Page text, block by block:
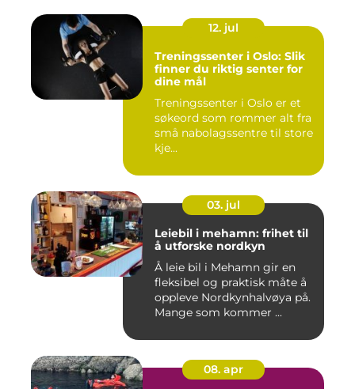
12. jul
Treningssenter i Oslo: Slik
finner du riktig senter for
dine mål
Treningssenter i Oslo er et
søkeord som rommer alt fra
små nabolagssentre til store
kje...
03. jul
Leiebil i mehamn: frihet til
å utforske nordkyn
Å leie bil i Mehamn gir en
fleksibel og praktisk måte å
oppleve Nordkynhalvøya på.
Mange som kommer ...
08. apr